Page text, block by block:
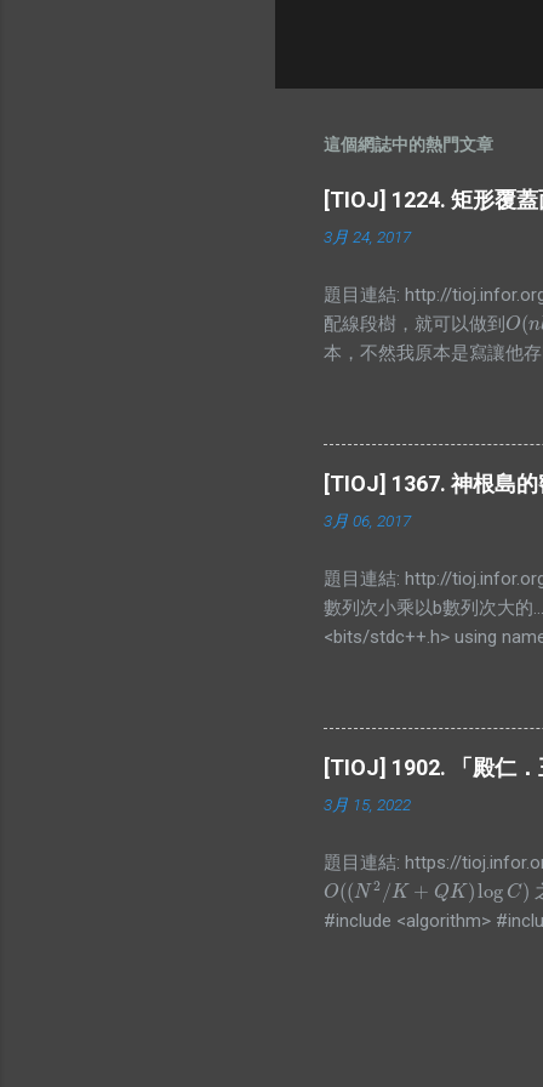
這個網誌中的熱門文章
[TIOJ] 1224. 矩形覆
3月 24, 2017
題目連結: http://
配線段樹，就可以做到 O(n
O(nl
本，不然我原本是寫讓他
#define ALL(x) (x).begin(),
#define SS second const
pos<a.pos; } };
l, int r){ if(arr[id].cnt)
[TIOJ] 1367. 神根島
3月 06, 2017
題目連結: http://
數列次小乘以b數列次大的
<bits/stdc++.h> using
(unsigned long long)arr2[i];
[TIOJ] 1902. 「殿仁
3月 15, 2022
題目連結: https://
O((N 2 /K + QK)log C)
O((N2/K+Q K) logC)
#include <algorithm>